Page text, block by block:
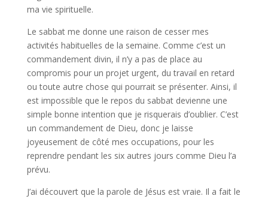
ma vie spirituelle.
Le sabbat me donne une raison de cesser mes
activités habituelles de la semaine. Comme c’est un
commandement divin, il n’y a pas de place au
compromis pour un projet urgent, du travail en retard
ou toute autre chose qui pourrait se présenter. Ainsi, il
est impossible que le repos du sabbat devienne une
simple bonne intention que je risquerais d’oublier. C’est
un commandement de Dieu, donc je laisse
joyeusement de côté mes occupations, pour les
reprendre pendant les six autres jours comme Dieu l’a
prévu.
J’ai découvert que la parole de Jésus est vraie. Il a fait le